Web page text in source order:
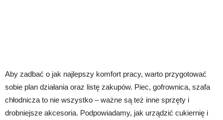
Aby zadbać o jak najlepszy komfort pracy, warto przygotować
sobie plan działania oraz listę zakupów. Piec, gofrownica, szafa
chłodnicza to nie wszystko – ważne są też inne sprzęty i
drobniejsze akcesoria. Podpowiadamy, jak urządzić cukiernię i